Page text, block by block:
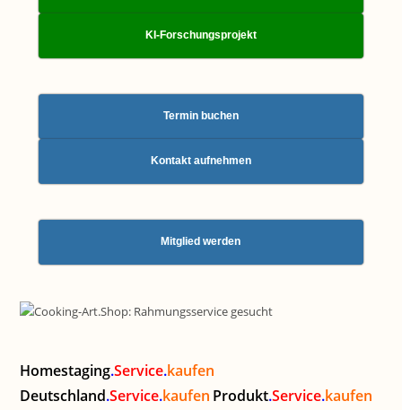
KI-Forschungsprojekt
Termin buchen
Kontakt aufnehmen
Mitglied werden
Homestaging.Service.kaufen
Deutschland.Service.kaufen Produkt.Service.kaufen